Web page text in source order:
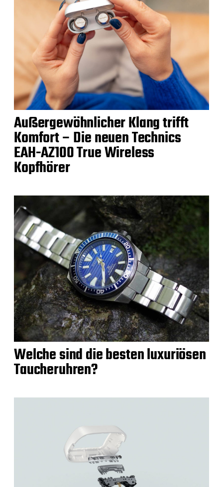
Außergewöhnlicher Klang trifft
Komfort – Die neuen Technics
EAH-AZ100 True Wireless
Kopfhörer
Welche sind die besten luxuriösen
Taucheruhren?